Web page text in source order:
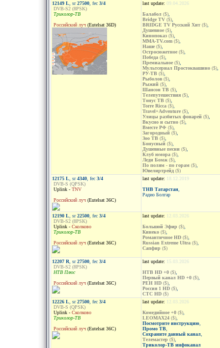
12149 L , sr27500 , fec 3/4
DVB-S2 (8PSK)
Триколор-ТВ
Российский луч (Eutelsat 36D)
last update: 09.04.2026
Балабол ($)
Bridge TV ($)
BRIDGE TV Русский Хит ($)
Душевное ($)
Кинопоказ ($)
MMA-TV.com ($)
Наше ($)
Остросюжетное ($)
Победа ($)
Премиальное ($)
Мультсериал Простоквашино ($)
РУ-ТВ ($)
Рыболов ($)
Рыжий ($)
Шансон ТВ ($)
Телепутешествия ($)
Тонус ТВ ($)
Torre Ricca ($)
Travel+Adventure ($)
Улицы разбитых фонарей ($)
Вкусно и сытно ($)
Вместе РФ ($)
Загородный ($)
Зоо ТВ ($)
Бонусный ($)
Душевные песни ($)
Клуб юмора ($)
Леди Бомж ($)
По полям - по горам ($)
Ювелиртрейд ($)
12175 L , sr4340 , fec 3/4
DVB-S (QPSK)
Uplink - TNV
Российский луч (Eutelsat 36C)
last update: 18.12.2019
ТНВ Татарстан
Радио Болгар
12190 L , sr22500 , fec 3/4
DVB-S2 (8PSK)
Uplink - Сколково
Триколор-ТВ
Российский луч (Eutelsat 36C)
last update: 12.03.2026
Большой Эфир ($)
Кинеко ($)
Романтичное HD ($)
Russian Extreme Ultra ($)
Сапфир ($)
12207 R , sr27500 , fec 3/4
DVB-S2 (8PSK)
НТВ Плюс
Российский луч (Eutelsat 36C)
last update: 15.03.2026
НТВ HD +0 ($)
Первый канал HD +0 ($)
РЕН HD ($)
Россия 1 HD ($)
СТС HD ($)
12226 L , sr27500 , fec 3/4
DVB-S (QPSK)
Uplink - Сколково
Триколор-ТВ
Российский луч (Eutelsat 36C)
last update: 12.03.2026
Комедийное +0 ($)
LEOMAX24 ($)
Посмотрите инструкцию
Промо ТВ
Сохраните данный канал
Телемастер ($)
Триколор-ТВ инфоканал